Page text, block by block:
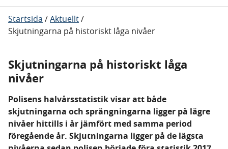
Startsida /Aktuellt/
Skjutningarna på historiskt låga nivåer
Skjutningarna på historiskt låga
nivåer
Polisens halvårsstatistik visar att både
skjutningarna och sprängningarna ligger på lägre
nivåer hittills i år jämfört med samma period
föregående år. Skjutningarna ligger på de lägsta